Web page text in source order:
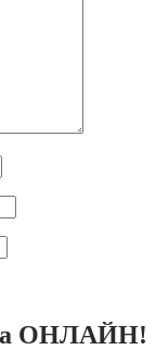
ОНЛАЙН!